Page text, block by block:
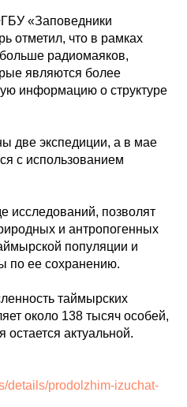
«Заповедники
отметил, что в рамках
радиомаяков,
являются более
информацию о структуре
две экспедиции, а в мае
с использованием
исследований, позволят
и антропогенных
популяции и
по ее сохранению.
таймырских
около 138 тысяч особей,
актуальной.
details/prodolzhim-izuchat-